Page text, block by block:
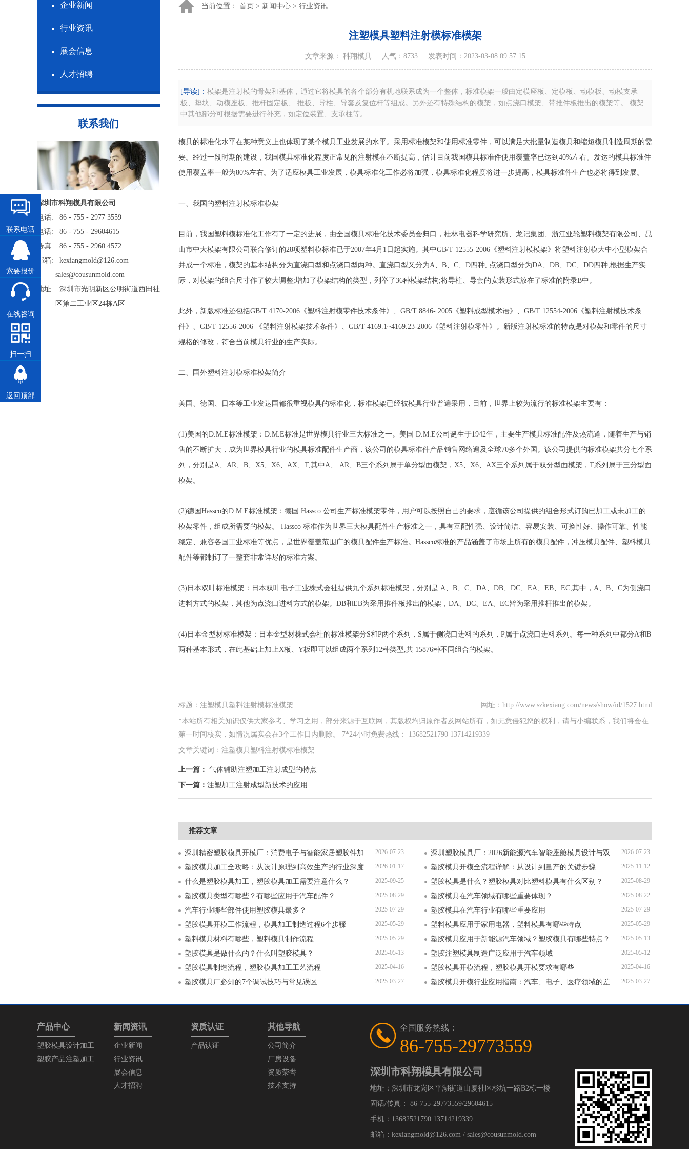
企业新闻
行业资讯
展会信息
人才招聘
联系我们
深圳市科翔模具有限公司
电话: 86 - 755 - 2977 3559
电话: 86 - 755 - 29604615
传真: 86 - 755 - 2960 4572
邮箱: kexiangmold@126.com
sales@cousunmold.com
地址: 深圳市光明新区公明街道西田社
区第二工业区24栋A区
当前位置： 首页 > 新闻中心 > 行业资讯
注塑模具塑料注射模标准模架
文章来源： 科翔模具 人气：8733 发表时间：2023-03-08 09:57:15
[导读]： 模架是注射模的骨架和基体，通过它将模具的各个部分有机地联系成为一个整体，标准模架一般由定模座板、定模板、动模板、动模支承
板、垫块、动模座板、推杆固定板、 推板、导柱、导套及复位杆等组成。另外还有特殊结构的模架，如点浇口模架、带推件板推出的模架等。 模架
中其他部分可根据需要进行补充，如定位装置、支承柱等。
模具的标准化水平在某种意义上也体现了某个模具工业发展的水平。采用标准模架和使用标准零件，可以满足大批量制造模具和缩短模具制造周期的需
要。经过一段时期的建设，我国模具标准化程度正常见的注射模在不断提高，估计目前我国模具标准件使用覆盖率已达到40%左右。发达的模具标准件
使用覆盖率一般为80%左右。为了适应模具工业发展，模具标准化工作必将加强，模具标准化程度将进一步提高，模具标准件生产也必将得到发展。
一、我国的塑料注射模标准模架
目前，我国塑料模标准化工作有了一定的进展，由全国模具标准化技术委员会归口，桂林电器科学研究所、龙记集团、浙江亚轮塑料模架有限公司、昆
山市中大模架有限公司联合修订的28项塑料模标准已于2007年4月1日起实施。其中GB/T 12555-2006《塑料注射模模架》将塑料注射模大中小型模架合
并成一个标准，模架的基本结构分为直浇口型和点浇口型两种。直浇口型又分为A、B、C、D四种, 点浇口型分为DA、DB、DC、DD四种;根据生产实
际，对模架的组合尺寸作了较大调整;增加了模架结构的类型，列举了36种模架结构;将导柱、导套的安装形式放在了标准的附录B中。
此外，新版标准还包括GB/T 4170-2006《塑料注射模零件技术条件》、GB/T 8846- 2005《塑料成型模术语》、GB/T 12554-2006《塑料注射模技术条
件》、GB/T 12556-2006 《塑料注射模架技术条件》、GB/T 4169.1~4169.23-2006《塑料注射模零件》。新版注射模标准的特点是对模架和零件的尺寸
规格的修改，符合当前模具行业的生产实际。
二、国外塑料注射模标准模架简介
美国、德国、日本等工业发达国都很重视模具的标准化，标准模架已经被模具行业普遍采用，目前，世界上较为流行的标准模架主要有：
(1)美国的D.M.E标准模架：D.M.E标准是世界模具行业三大标准之一。美国 D.M.E公司诞生于1942年，主要生产模具标准配件及热流道，随着生产与销
售的不断扩大，成为世界模具行业的模具标准配件生产商，该公司的模具标准件产品销售网络遍及全球70多个外国。该公司提供的标准模架共分七个系
列，分别是A、AR、B、X5、X6、AX、T,其中A、 AR、B三个系列属于单分型面模架，X5、X6、AX三个系列属于双分型面模架，T系列属于三分型面
模架。
(2)德国Hassco的D.M.E标准模架：德国 Hassco 公司生产标准模架零件，用户可以按照自己的要求，遵循该公司提供的组合形式订购已加工或未加工的
模架零件，组成所需要的模架。 Hassco 标准作为世界三大模具配件生产标准之一，具有互配性强、设计简洁、容易安装、可换性好、操作可靠、性能
稳定、兼容各国工业标准等优点，是世界覆盖范围广的模具配件生产标准。Hassco标准的产品涵盖了市场上所有的模具配件，冲压模具配件、塑料模具
配件等都制订了一整套非常详尽的标准方案。
(3)日本双叶标准模架：日本双叶电子工业株式会社提供九个系列标准模架，分别是 A、B、C、DA、DB、DC、EA、EB、EC,其中，A、B、C为侧浇口
进料方式的模架，其他为点浇口进料方式的模架。DB和EB为采用推件板推出的模架，DA、DC、EA、EC皆为采用推杆推出的模架。
(4)日本金型材标准模架：日本金型材株式会社的标准模架分S和P两个系列，S属于侧浇口进料的系列，P属于点浇口进料系列。每一种系列中都分A和B
两种基本形式，在此基础上加上X板、Y板即可以组成两个系列12种类型,共 15876种不同组合的模架。
标题：注塑模具塑料注射模标准模架 网址：http://www.szkexiang.com/news/show/id/1527.html
*本站所有相关知识仅供大家参考、学习之用，部分来源于互联网，其版权均归原作者及网站所有，如无意侵犯您的权利，请与小编联系，我们将会在
第一时间核实，如情况属实会在3个工作日内删除。 7*24小时免费热线： 13682521790 13714219339
文章关键词：注塑模具塑料注射模标准模架
上一篇： 气体辅助注塑加工注射成型的特点
下一篇： 注塑加工注射成型新技术的应用
推荐文章
2026-07-23
深圳精密塑胶模具开模厂：消费电子与智能家居塑胶件加工全解析 2026-07-23
深圳塑胶模具厂：2026新能源汽车智能座舱模具设计与双色注塑加工解析
2026-01-17
塑胶模具加工全攻略：从设计原理到高效生产的行业深度指南 2025-11-12
塑胶模具开模全流程详解：从设计到量产的关键步骤
2025-09-25
什么是塑胶模具加工，塑胶模具加工需要注意什么？ 2025-08-29
塑胶模具是什么？塑胶模具对比塑料模具有什么区别？
2025-08-29
塑胶模具类型有哪些？有哪些应用于汽车配件？ 2025-08-22
塑胶模具在汽车领域有哪些重要体现？
2025-07-29
汽车行业哪些部件使用塑胶模具最多？ 2025-07-29
塑胶模具在汽车行业有哪些重要应用
2025-05-29
塑胶模具开模工作流程，模具加工制造过程6个步骤 2025-05-29
塑料模具应用于家用电器，塑料模具有哪些特点
2025-05-29
塑料模具材料有哪些，塑料模具制作流程 2025-05-13
塑胶模具应用于新能源汽车领域？塑胶模具有哪些特点？
2025-05-13
塑胶模具是做什么的？什么叫塑胶模具？ 2025-05-12
塑胶注塑模具制造广泛应用于汽车领域
2025-04-16
塑胶模具制造流程，塑胶模具加工工艺流程 2025-04-16
塑胶模具开模流程，塑胶模具开模要求有哪些
2025-03-27
塑胶模具厂必知的7个调试技巧与常见误区 2025-03-27
塑胶模具开模行业应用指南：汽车、电子、医疗领域的差异化流程
产品中心
塑胶模具设计加工
塑胶产品注塑加工
新闻资讯
企业新闻
行业资讯
展会信息
人才招聘
资质认证
产品认证
其他导航
公司简介
厂房设备
资质荣誉
技术支持
全国服务热线：
86-755-29773559
深圳市科翔模具有限公司
地址：深圳市龙岗区平湖街道山厦社区杉坑一路B2栋一楼
固话/传真： 86-755-29773559/29604615
手机：13682521790 13714219339
邮箱：kexiangmold@126.com / sales@cousunmold.com
联系电话
索要报价
在线咨询
扫一扫
返回顶部